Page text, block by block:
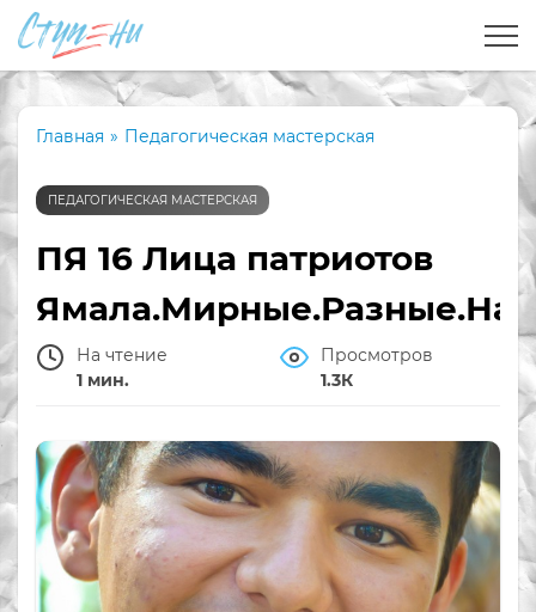
Главная » Педагогическая мастерская
ПЕДАГОГИЧЕСКАЯ МАСТЕРСКАЯ
ПЯ 16 Лица патриотов
На чтение
1 мин.
Просмотров
1.3К